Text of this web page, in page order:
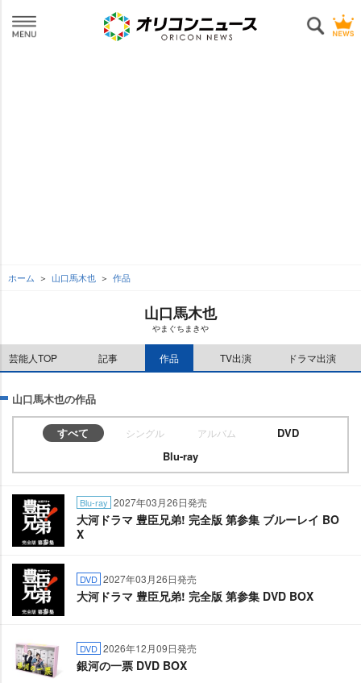
ホーム 山口馬木也 作品
山口馬木也
まぐちまき
芸能人TOP 記事 作品 TV出演 ドラマ出演
山口馬木也の作品
すべて シングル アルバム
DVD
Blu-ray
Blu-ray 2027年03月26日発売
大河ドラマ 豊臣兄弟! 完全版 第参集 ブルーレイ BO
X
DVD 2027年03月26日発売
大河ドラマ 豊臣兄弟! 完全版 第参集 DVD BOX
DVD 2026年12月09日発売
銀河の一票 DVD BOX